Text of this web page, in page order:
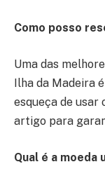
Como posso
Uma das
Ilha da Madeira
esqueça de usar
artigo para
Qual é a moeda